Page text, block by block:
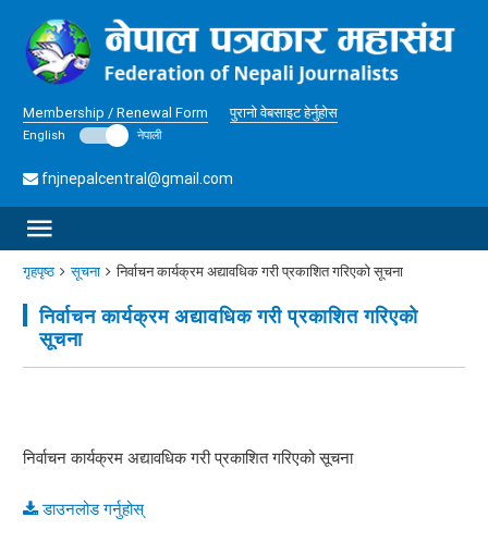
Membership / Renewal Form पुरानो वेबसाइट हेर्नुहोस
English नेपाली
fnjnepalcentral@gmail.com
गृहपृष्ठ सूचना निर्वाचन कार्यक्रम अद्यावधिक गरी प्रकाशित गरिएको सूचना
निर्वाचन कार्यक्रम अद्यावधिक गरी प्रकाशित गरिएको
सूचना
निर्वाचन कार्यक्रम अद्यावधिक गरी प्रकाशित गरिएको सूचना
डाउनलोड गर्नुहोस्